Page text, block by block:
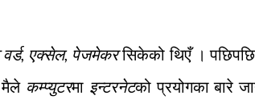
, एक्सेल, पेजमेकरसिकेको थिएँ ।
मैले कम्प्युटरमा इन्टरनेटको प्रयोगका बारे